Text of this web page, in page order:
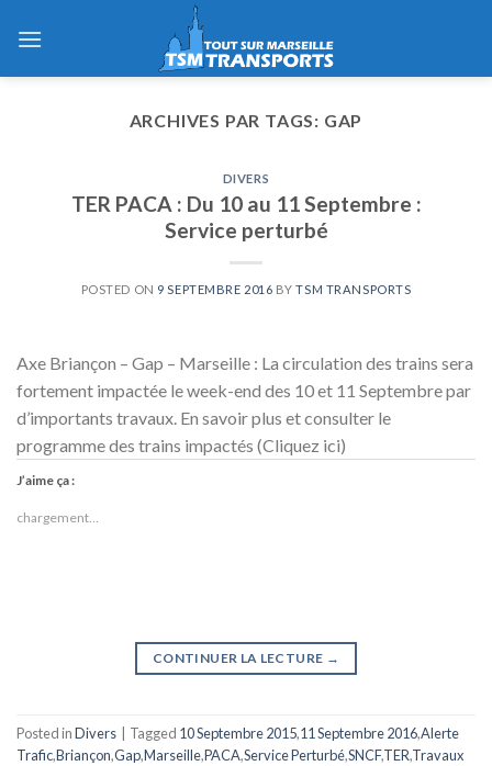
ARCHIVES PAR TAGS: GAP
DIVERS
TER PACA : Du 10 au 11 Septembre :
Service perturbé
POSTED ON 9 SEPTEMBRE 2016 BYTSM TRANSPORTS
Axe Briançon – Gap – Marseille : La circulation des trains sera
fortement impactée le week-end des 10 et 11 Septembre par
d’importants travaux. En savoir plus et consulter le
programme des trains impactés (Cliquez ici)
J’aime ça :
chargement…
CONTINUER LA LECTURE →
Posted inDivers Tagged 10 Septembre 2015,11 Septembre 2016,Alerte
Trafic,Briançon,Gap,Marseille,PACA,Service Perturbé,SNCF,TER,Travaux